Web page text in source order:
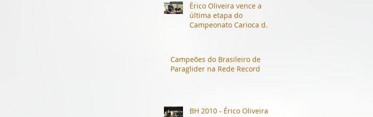
Érico Oliveira vence a
última etapa do
Campeonato Carioca de
Campeões do Brasileiro de
Paraglider na Rede Record
​BH 2010 - Érico Oliveira -